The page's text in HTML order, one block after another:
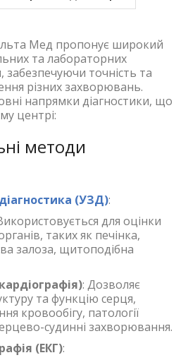
Мед пропонує широкий
та лабораторних
забезпечуючи точність та
різних захворювань.
напрямки діагностики, що
центрі:
методи
(УЗД):
для оцінки
таких як печінка,
залоза, щитоподібна
: Дозволяє
та функцію серця,
кровообігу, патології
судинні захворювання.
(ЕКГ):